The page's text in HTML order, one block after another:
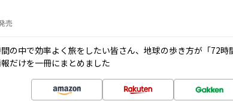
売
の中で効率よく旅をしたい皆さん、地球の歩き方が「72時
だけを一冊にまとめました